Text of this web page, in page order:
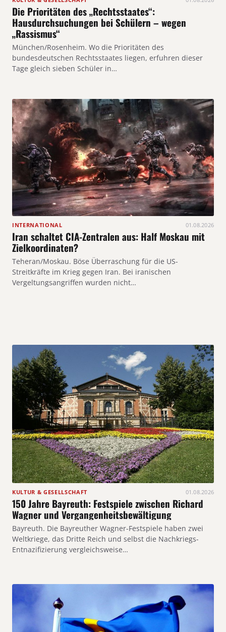
Die Prioritäten des „Rechtsstaates“:
Hausdurchsuchungen bei Schülern – wegen
„Rassismus“
München/Rosenheim. Wo die Prioritäten des
bundesdeutschen Rechtsstaates liegen, erfuhren dieser
Tage gleich sieben Schüler in…
INTERNATIONAL 01.08.2026
Iran schaltet CIA-Zentralen aus: Half Moskau mit
Zielkoordinaten?
Teheran/Moskau. Böse Überraschung für die US-
Streitkräfte im Krieg gegen Iran. Bei iranischen
Vergeltungsangriffen wurden nicht…
KULTUR & GESELLSCHAFT 01.08.2026
150 Jahre Bayreuth: Festspiele zwischen Richard
Wagner und Vergangenheitsbewältigung
Bayreuth. Die Bayreuther Wagner-Festspiele haben zwei
Weltkriege, das Dritte Reich und selbst die Nachkriegs-
Entnazifizierung vergleichsweise…